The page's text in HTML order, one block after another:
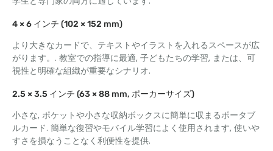
4 × 6 インチ (102 × 152 mm)
より大きなカードで、テキストやイラストを入れるスペースが広
がります。. 教室での指導に最適, 子どもたちの学習, または、可
視性と明確な組織が重要なシナリオ.
2.5 × 3.5 インチ (63 × 88 mm, ポーカーサイズ)
小さな, ポケットや小さな収納ボックスに簡単に収まるポータブ
ルカード. 簡単な復習やモバイル学習によく使用されます, 使いや
すさを損なうことなく利便性を提供.